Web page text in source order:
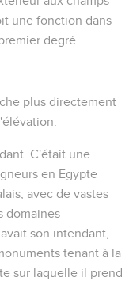
une fonction dans
degré
plus directement
C'était une
en Egypte
avec de vastes
domaines
son intendant,
tenant à la
sur laquelle il prend